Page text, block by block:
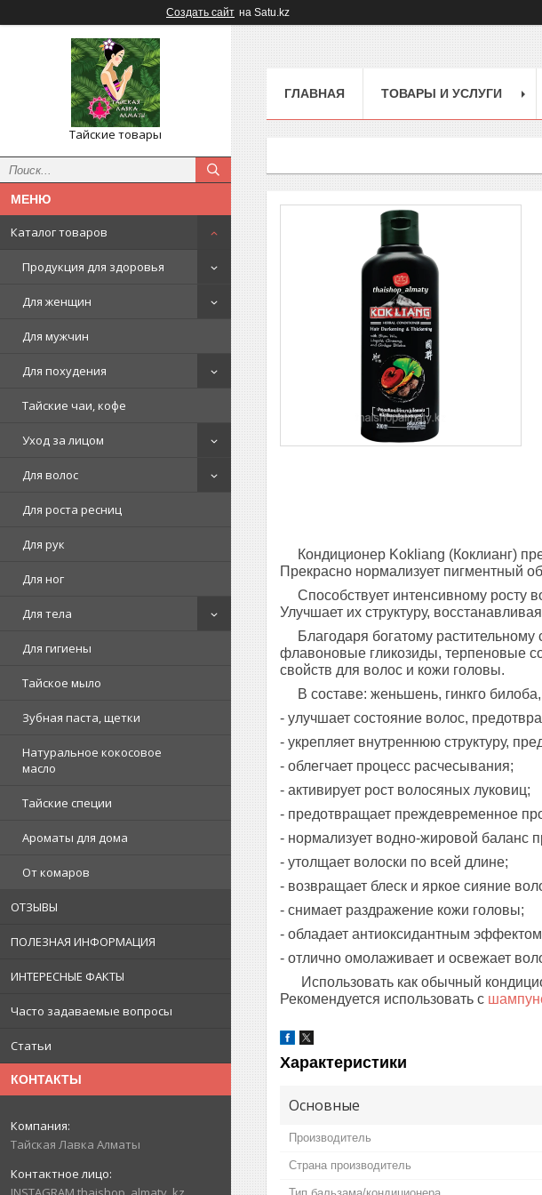
Создать сайт на Satu.kz
Тайские товары
Каталог товаров
Продукция для здоровья
Для женщин
Для мужчин
Для похудения
Тайские чаи, кофе
Уход за лицом
Для волос
Для роста ресниц
Для рук
Для ног
Для тела
Для гигиены
Тайское мыло
Зубная паста, щетки
Натуральное кокосовое
масло
Тайские специи
Ароматы для дома
От комаров
ОТЗЫВЫ
ПОЛЕЗНАЯ ИНФОРМАЦИЯ
ИНТЕРЕСНЫЕ ФАКТЫ
Часто задаваемые вопросы
Статьи
КОНТАКТЫ
Тайская Лавка Алматы
ГЛАВНАЯ ТОВАРЫ И УСЛУГИ
Кондиционер Kokliang (Коклианг)
Прекрасно нормализует пигментный
Способствует интенсивному росту
Улучшает их структуру,
Благодаря богатому
флавоновые гликозиды, терпеновые
свойств для волос и кожи головы.
В составе: женьшень, гинкго
- улучшает состояние волос,
- укрепляет внутреннюю структуру,
- облегчает процесс расчесывания;
- активирует рост волосяных луковиц;
- предотвращает преждевременное
- нормализует водно-жировой баланс
- утолщает волоски по всей длине;
- возвращает блеск и яркое сияние
- снимает раздражение кожи головы;
- обладает антиоксидантным
- отлично омолаживает и освежает
Использовать как обычный
Рекомендуется использовать с
Характеристики
Основные
Производитель
Страна производитель